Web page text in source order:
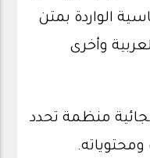
الواردة بمتن
وأخرى
منظمة تحدد